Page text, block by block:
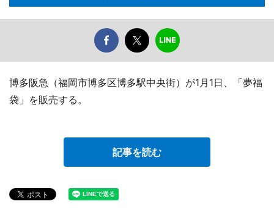
博多阪急（福岡市博多区博多駅中央街）が1月1日、「夢福
袋」を販売する。
記事を読む